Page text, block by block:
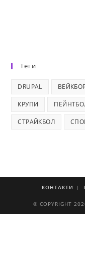
Теги
DRUPAL
КРУПИ
СТРАЙКБОЛ
КОНТАКТИ
© COPYRIGHT